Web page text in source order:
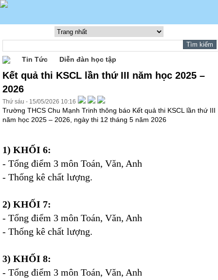
Tin Tức Diễn đàn học tập
Kết quả thi KSCL lần thứ III năm học 2025 –
2026
Thứ sáu - 15/05/2026 10:16
Trường THCS Chu Mạnh Trinh thông báo Kết quả thi KSCL lần thứ III
năm học 2025 – 2026, ngày thi 12 tháng 5 năm 2026
1) KHỐI 6:
- Tổng điểm 3 môn Toán, Văn, Anh
- Thống kê chất lượng.
2) KHỐI 7:
- Tổng điểm 3 môn Toán, Văn, Anh
- Thống kê chất lượng.
3) KHỐI 8:
- Tổng điểm 3 môn Toán, Văn, Anh